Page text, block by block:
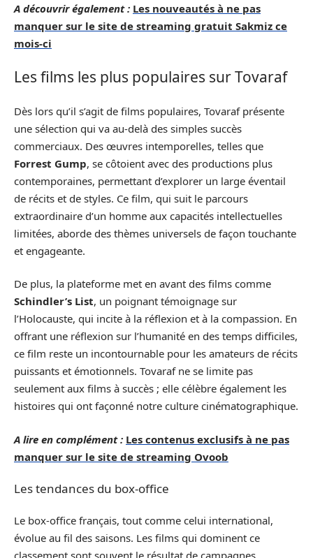
A découvrir également : Les nouveautés à ne pas
manquer sur le site de streaming gratuit Sakmiz ce
mois-ci
Les films les plus populaires sur Tovaraf
Dès lors qu’il s’agit de films populaires, Tovaraf présente
une sélection qui va au-delà des simples succès
commerciaux. Des œuvres intemporelles, telles que
Forrest Gump, se côtoient avec des productions plus
contemporaines, permettant d’explorer un large éventail
de récits et de styles. Ce film, qui suit le parcours
extraordinaire d’un homme aux capacités intellectuelles
limitées, aborde des thèmes universels de façon touchante
et engageante.
De plus, la plateforme met en avant des films comme
Schindler’s List, un poignant témoignage sur
l’Holocauste, qui incite à la réflexion et à la compassion. En
offrant une réflexion sur l’humanité en des temps difficiles,
ce film reste un incontournable pour les amateurs de récits
puissants et émotionnels. Tovaraf ne se limite pas
seulement aux films à succès ; elle célèbre également les
histoires qui ont façonné notre culture cinématographique.
A lire en complément : Les contenus exclusifs à ne pas
manquer sur le site de streaming Ovoob
Les tendances du box-office
Le box-office français, tout comme celui international,
évolue au fil des saisons. Les films qui dominent ce
classement sont souvent le résultat de campagnes